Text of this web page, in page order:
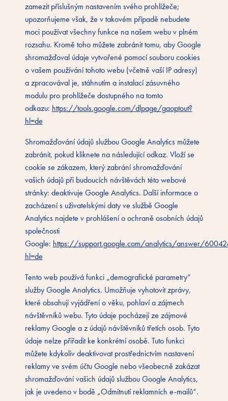
zamezit příslušným nastavením svého prohlížeče;
upozorňujeme však, že v takovém případě nebudete
moci používat všechny funkce na našem webu v plném
rozsahu. Kromě toho můžete zabránit tomu, aby Google
shromažďoval údaje vytvořené pomocí souboru cookies
o vašem používání tohoto webu (včetně vaší IP adresy)
a zpracovával je, stáhnutím a instalací zásuvného
modulu pro prohlížeče dostupného na tomto
odkazu: https://tools.google.com/dlpage/gaoptout?
hl=de
Shromažďování údajů službou Google Analytics můžete
zabránit, pokud kliknete na následující odkaz. Vloží se
cookie se zákazem, který zabrání shromažďování
vašich údajů při budoucích návštěvách této webové
stránky: deaktivuje Google Analytics. Další informace o
zacházení s uživatelskými daty ve službě Google
Analytics najdete v prohlášení o ochraně osobních údajů
společnosti
Google: https://support.google.com/analytics/answer/
hl=de
Tento web používá funkci „demografické parametry“
služby Google Analytics. Umožňuje vyhotovit zprávy,
které obsahují vyjádření o věku, pohlaví a zájmech
návštěvníků webu. Tyto údaje pocházejí ze zájmové
reklamy Google a z údajů návštěvníků třetích osob. Tyto
údaje nelze přiřadit ke konkrétní osobě. Tuto funkci
můžete kdykoliv deaktivovat prostřednictvím nastavení
reklamy ve svém účtu Google nebo všeobecně zakázat
shromažďování vašich údajů službou Google Analytics,
jak je uvedeno v bodě „Odmítnutí reklamních e-mailů“.